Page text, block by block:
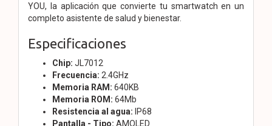
YOU, la aplicaciónque convierte tu smartwatch en un
completo asistente de salud y bienestar.
Especificaciones
Chip: JL7012
Frecuencia: 2.4GHz
Memoria RAM: 640KB
Memoria ROM: 64Mb
Resistencia al agua: IP68
Pantalla - Tipo: AMOLED